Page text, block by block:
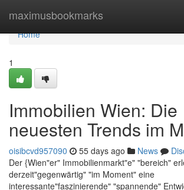
maximusbookmarks
Home
Home
1
Immobilien Wien: Die
neuesten Trends im
oisibcvd957090 55 days ago News
Der {Wien"er" Immobilienmarkt"e" "bereich"
derzeit"gegenwärtig" "im Moment" eine
interessante"faszinierende" "spannende"